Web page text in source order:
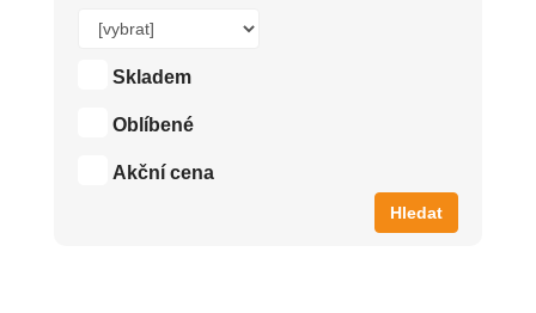
Skladem
Oblíbené
Akční cena
Hledat